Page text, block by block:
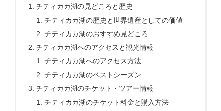
チティカカ湖の見どころと歴史
チティカカ湖の歴史と世界遺産としての価値
チティカカ湖のおすすめ見どころ
チティカカ湖へのアクセスと観光情報
チティカカ湖へのアクセス方法
チティカカ湖のベストシーズン
チティカカ湖のチケット・ツアー情報
チティカカ湖のチケット料金と購入方法